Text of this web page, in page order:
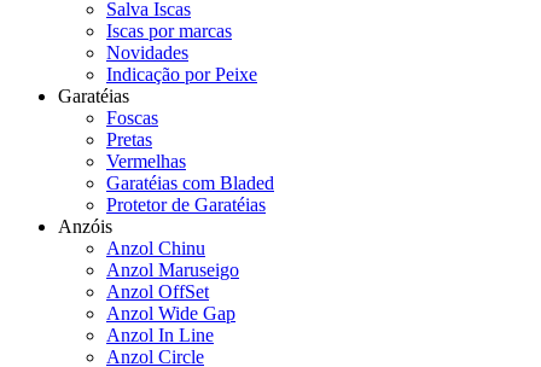
Salva Iscas
Iscas por marcas
Novidades
Indicação por Peixe
Garatéias
Foscas
Pretas
Vermelhas
Garatéias com Bladed
Protetor de Garatéias
Anzóis
Anzol Chinu
Anzol Maruseigo
Anzol OffSet
Anzol Wide Gap
Anzol In Line
Anzol Circle